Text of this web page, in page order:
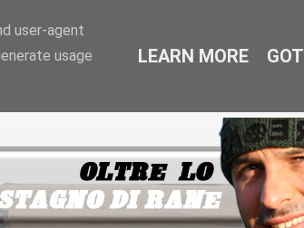
user-agent
usage
LEARN MORE